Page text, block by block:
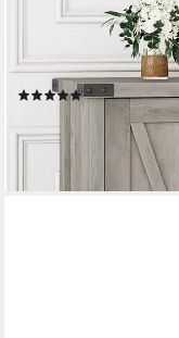
Buffet Sideboard mit
Küchenschrank mit 2
(30)
196,18 €
-69%
lieferbar - in 3-4